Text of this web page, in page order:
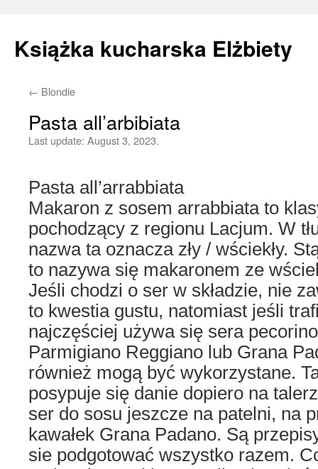
Książka kucharska Elżbiety
Skip
← Blondie
Pasta all’arbibiata
Last update: August 3, 2023.
Pasta all’arrabbiata
Makaron z sosem arrabbiata to
pochodzący z regionu Lacjum. W
nazwa ta oznacza zły / wściekły.
to nazywa się makaronem ze
Jeśli chodzi o ser w składzie, nie
to kwestia gustu, natomiast jeśli
najczęściej używa się sera
Parmigiano Reggiano lub Grana
również mogą być wykorzystane.
posypuje się danie dopiero na
ser do sosu jeszcze na patelni, na
kawałek Grana Padano. Są
sie podgotować wszystko razem.